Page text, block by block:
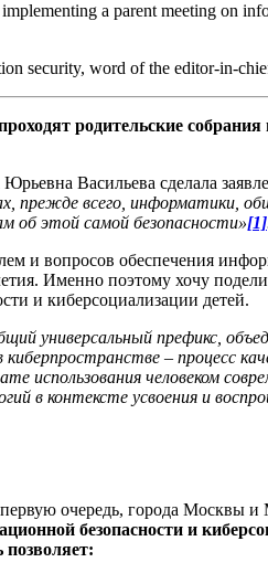
a parent meeting on
security, word of the editor-in-
родительские
Васильева сделала
прежде всего,
об этой самой безопасности»[1]
и вопросов обеспечения
Именно поэтому хочу
и киберсоциализации детей.
префикс,
киберпространстве –
использования человеком
в контексте усвоения и
очередь, города Москвы и
безопасности и
позволяет: